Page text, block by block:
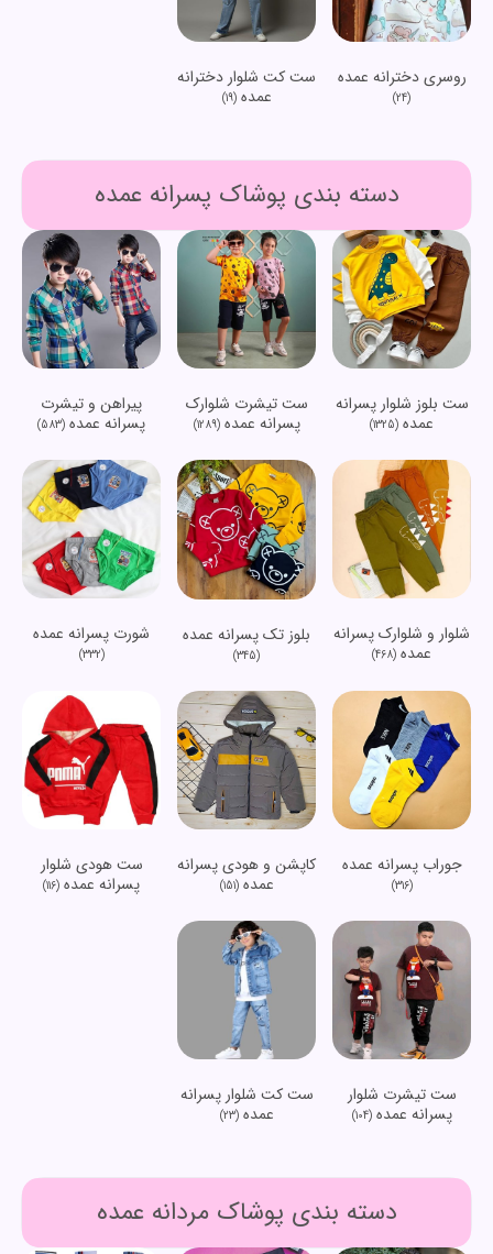
روسری دخترانه عمده
(24)
ست کت شلوار دخترانه
عمده(19)
دسته بندی پوشاک پسرانه عمده
ست بلوز شلوار پسرانه
عمده (1325)
ست تیشرت شلوارک
پسرانه عمده(1289)
پیراهن و تیشرت
پسرانه عمده (583)
شلوار و شلوارک پسرانه
عمده (468)
بلوز تک پسرانه عمده
(345)
شورت پسرانه عمده
(332)
جوراب پسرانه عمده
(316)
کاپشن و هودی پسرانه
عمده(151)
ست هودی شلوار
پسرانه عمده (116)
ست تیشرت شلوار
پسرانه عمده(104)
ست کت شلوار پسرانه
عمده(23)
دسته بندی پوشاک مردانه عمده